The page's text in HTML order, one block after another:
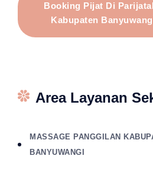
Booking Pijat Di
Kabupaten
Area Layanan
MASSAGE PANGGILAN
BANYUWANGI